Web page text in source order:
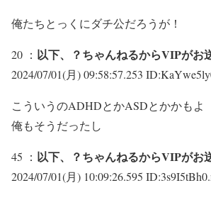
俺たちとっくにダチ公だろうが！
20 ： 以下、？ちゃんねるからVIPがお
2024/07/01(月) 09:58:57.253
こういうのADHDとかASDとかかもよ
俺もそうだったし
45 ： 以下、？ちゃんねるからVIPがお
2024/07/01(月) 10:09:26.595